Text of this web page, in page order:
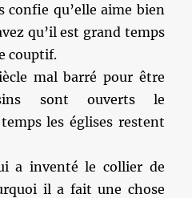
confie qu’elle aime bien
qu’il est grand temps
couptif.
mal barré pour être
sont ouverts le
les églises restent
a inventé le collier de
il a fait une chose